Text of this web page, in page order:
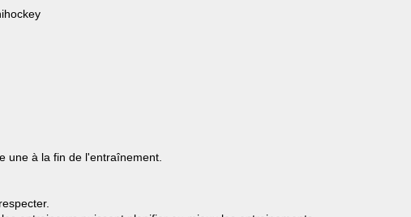
une à la fin de l'entraînement.